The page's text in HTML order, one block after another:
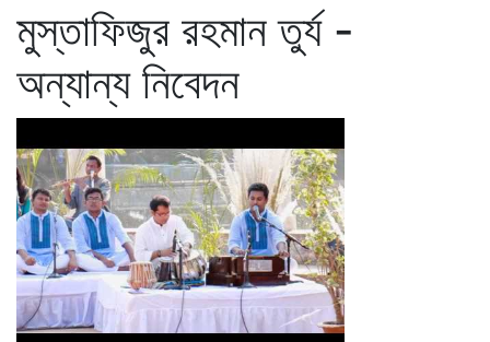
মুস্তাফিজুর রহমান তুর্য -
অন্যান্য নিবেদন